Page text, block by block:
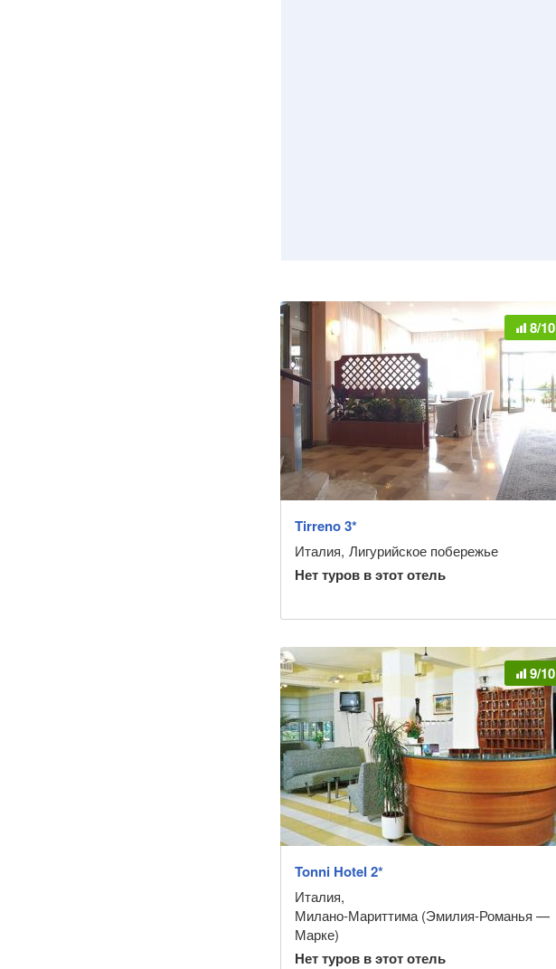
8/10
Tirreno 3*
Италия, Лигурийское побережье
Нет туров в этот отель
9/10
Tonni Hotel 2*
Италия,
Милано-Мариттима (Эмилия-Романья —
Марке)
Нет туров в этот отель